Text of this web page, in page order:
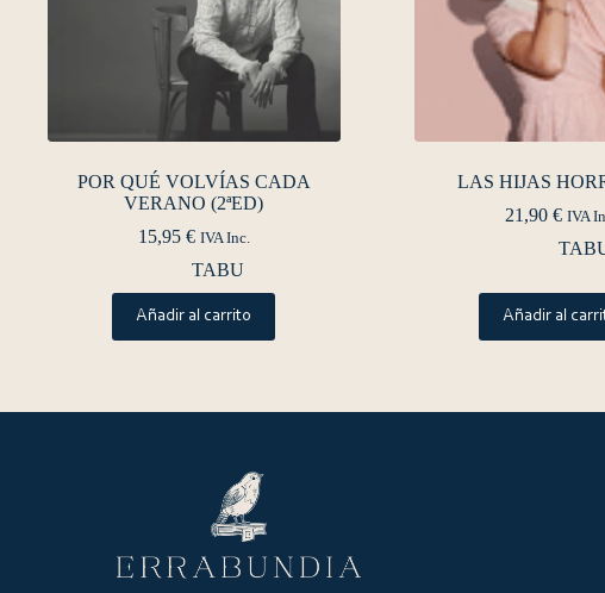
POR QUÉ VOLVÍAS CADA
VERANO (2ªED)
15,95 € IVA Inc.
TABU
Añadir al carrito
LAS HIJAS
21,90 € IVA
Añadir al